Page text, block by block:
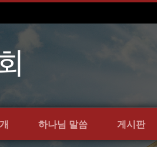
하나님 말씀 게시판